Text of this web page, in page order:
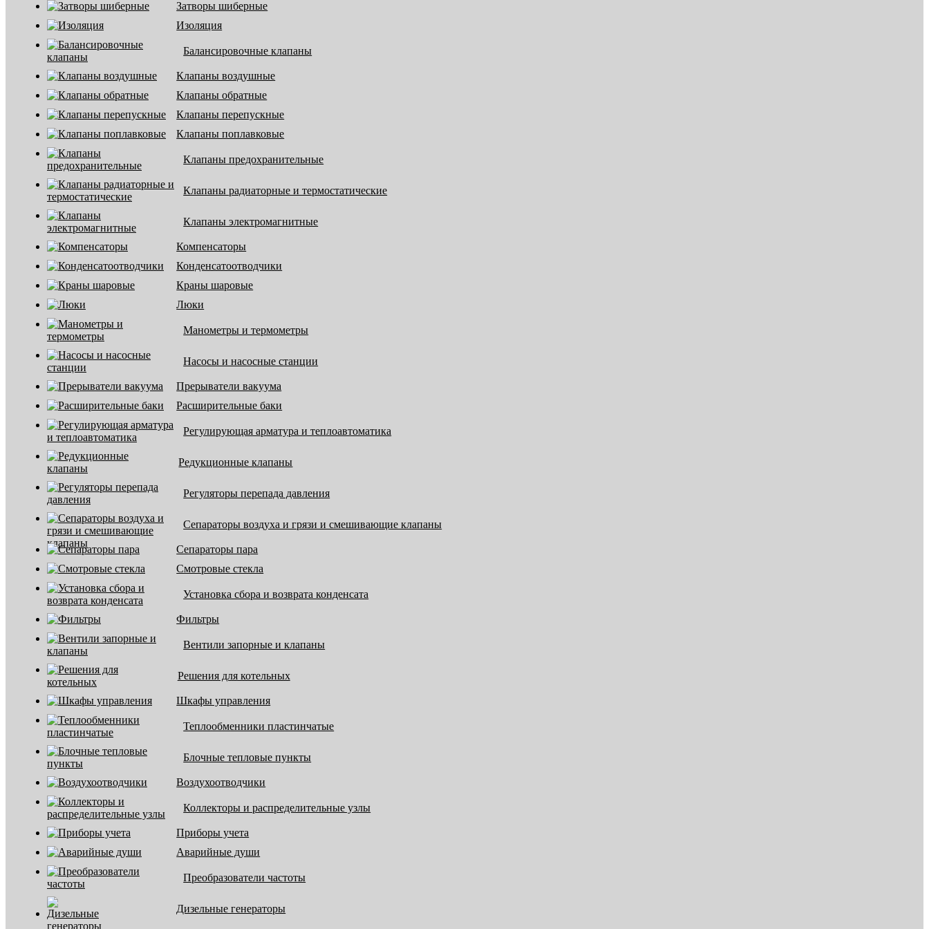
Затворы шиберные
Изоляция
Балансировочные клапаны
Клапаны воздушные
Клапаны обратные
Клапаны перепускные
Клапаны поплавковые
Клапаны предохранительные
Клапаны радиаторные и термостатические
Клапаны электромагнитные
Компенсаторы
Конденсатоотводчики
Краны шаровые
Люки
Манометры и термометры
Насосы и насосные станции
Прерыватели вакуума
Расширительные баки
Регулирующая арматура и теплоавтоматика
Редукционные клапаны
Регуляторы перепада давления
Сепараторы воздуха и грязи и смешивающие клапаны
Сепараторы пара
Смотровые стекла
Установка сбора и возврата конденсата
Фильтры
Вентили запорные и клапаны
Решения для котельных
Шкафы управления
Теплообменники пластинчатые
Блочные тепловые пункты
Воздухоотводчики
Коллекторы и распределительные узлы
Приборы учета
Аварийные души
Преобразователи частоты
Дизельные генераторы